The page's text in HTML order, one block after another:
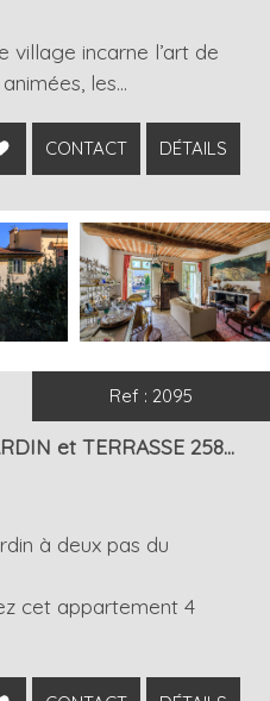
village incarne l’art de
les...
CONTACT DÉTAILS
Ref : 2095
et TERRASSE 258...
à deux pas du
cet appartement 4